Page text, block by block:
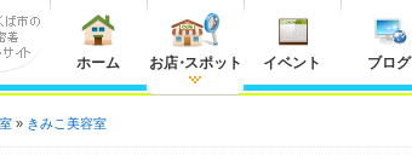
ホーム お店・スポット イベント ブログ
きみこ美容室